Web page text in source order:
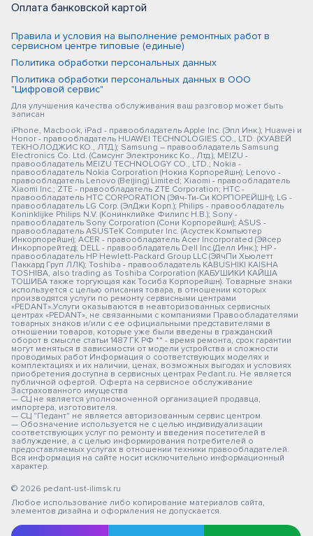
Оплата банковской картой
Правила и условия на выполнение ремонтных работ в
сервисном центре типовые (единые)
Политика обработки персональных данных
Политика обработки персональных данных в ООО
"Цифровой сервис"
Для улучшения качества обслуживания ваш разговор может быть
записан
iPhone, Macbook, iPad - правообладатель Apple Inc. (Эпл Инк.); Huawei и
Honor - правообладатель HUAWEI TECHNOLOGIES CO., LTD. (ХУАВЕЙ
ТЕКНОЛОДЖИС КО., ЛТД.); Samsung – правообладатель Samsung
Electronics Co. Ltd. (Самсунг Электроникс Ко., Лтд.); MEIZU -
правообладатель MEIZU TECHNOLOGY CO., LTD.; Nokia -
правообладатель Nokia Corporation (Нокиа Корпорейшн); Lenovo -
правообладатель Lenovo (Beijing) Limited; Xiaomi - правообладатель
Xiaomi Inc.; ZTE - правообладатель ZTE Corporation; HTC -
правообладатель HTC CORPORATION (Эйч-Ти-Си КОРПОРЕЙШН); LG -
правообладатель LG Corp. (ЭлДжи Корп.); Philips - правообладатель
Koninklijke Philips N.V. (Конинклийке Филипс Н.В.); Sony -
правообладатель Sony Corporation (Сони Корпорейшн); ASUS -
правообладатель ASUSTeK Computer Inc. (Асустек Компьютер
Инкорпорейшн); ACER - правообладатель Acer Incorporated (Эйсер
Инкорпорейтед); DELL - правообладатель Dell Inc.(Делл Инк.); HP -
правообладатель HP Hewlett-Packard Group LLC (ЭйчПи Хьюлетт
Паккард Груп ЛЛК); Toshiba - правообладатель KABUSHIKI KAISHA
TOSHIBA, also trading as Toshiba Corporation (КАБУШИКИ КАЙША
ТОШИБА также торгующая как Тосиба Корпорейшн). Товарные знаки
используется с целью описания товара, в отношении которых
производятся услуги по ремонту сервисными центрами
«PEDANT».Услуги оказываются в неавторизованных сервисных
центрах «PEDANT», не связанными с компаниями Правообладателями
товарных знаков и/или с ее официальными представителями в
отношении товаров, которые уже были введены в гражданский
оборот в смысле статьи 1487 ГК РФ ** - время ремонта, срок гарантии
могут меняться в зависимости от модели устройства и сложности
проводимых работ Информация о соответствующих моделях и
комплектациях и их наличии, ценах, возможных выгодах и условиях
приобретения доступна в сервисных центрах Pedant.ru. Не является
публичной офертой. Оферта на сервисное обслуживание
Застрахованного имущества
— СЦ не является уполномоченной организацией продавца,
импортера, изготовителя.
— СЦ "Педант" не является авторизованным сервис центром.
— Обозначение используется не с целью индивидуализации
соответствующих услуг по ремонту и введения посетителей в
заблуждение, а с целью информирования потребителей о
предоставляемых услугах в отношении техники правообладателей.
Вся информация на сайте носит исключительно информационный
характер.
© 2026 pedant-ust-ilimsk.ru
Любое использование либо копирование материалов сайта,
элементов дизайна и оформления не допускается.